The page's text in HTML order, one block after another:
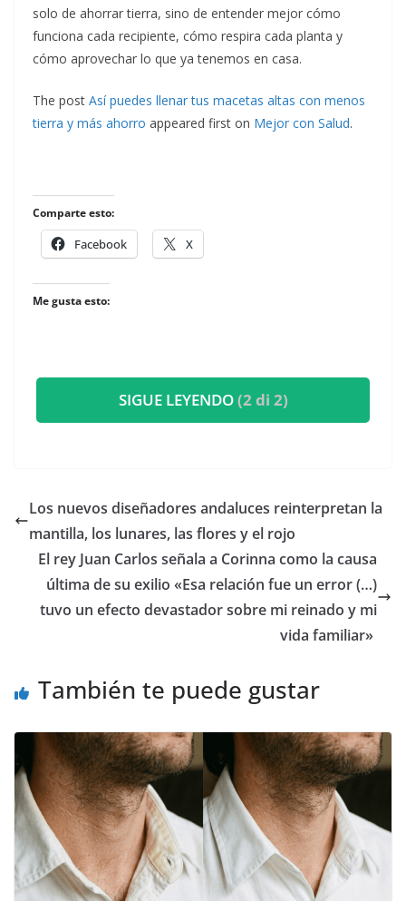
solo de ahorrar tierra, sino de entender mejor cómo
funciona cada recipiente, cómo respira cada planta y
cómo aprovechar lo que ya tenemos en casa.
The post Así puedes llenar tus macetas altas con menos
tierra y más ahorro appeared first on Mejor con Salud.
Comparte esto:
Facebook X
Me gusta esto:
SIGUE LEYENDO(2 di 2)
​Los nuevos diseñadores andaluces reinterpretan la
mantilla, los lunares, las flores y el rojo
​El rey Juan Carlos señala a Corinna como la causa
última de su exilio «Esa relación fue un error (…)
tuvo un efecto devastador sobre mi reinado y mi
vida familiar»
También te puede gustar